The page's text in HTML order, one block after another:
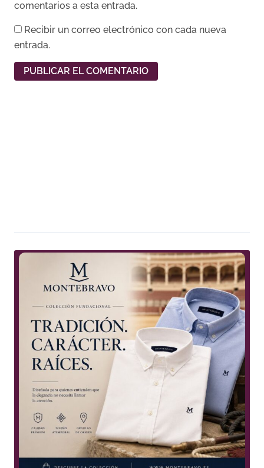
comentarios a esta entrada.
Recibir un correo electrónico con cada nueva
entrada.